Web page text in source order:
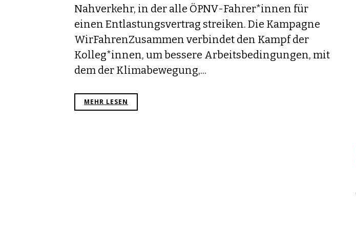
Nahverkehr, in der alle ÖPNV-Fahrer*innen für
einen Entlastungsvertrag streiken. Die Kampagne
WirFahrenZusammen verbindet den Kampf der
Kolleg*innen, um bessere Arbeitsbedingungen, mit
dem der Klimabewegung,...
MEHR LESEN